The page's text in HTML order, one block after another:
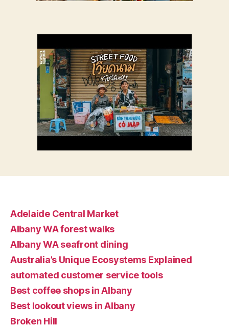
Adelaide Central Market
Albany WA forest walks
Albany WA seafront dining
Australia’s Unique Ecosystems Explained
automated customer service tools
Best coffee shops in Albany
Best lookout views in Albany
Broken Hill